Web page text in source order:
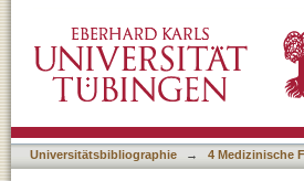
Universitätsbibliographie → 4 Medizinische